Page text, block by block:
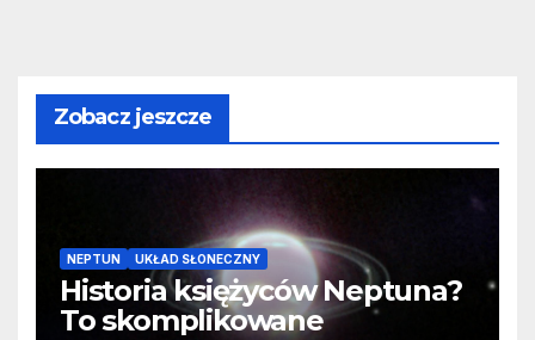
Zobacz jeszcze
NEPTUN UKŁAD SŁONECZNY
Historia księżyców Neptuna?
To skomplikowane